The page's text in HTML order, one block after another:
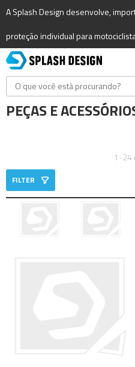
A Splash Design desenvolve,
proteção individual para
PEÇAS E
1-24
FILTER